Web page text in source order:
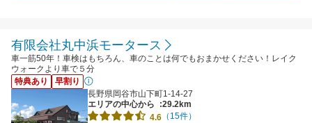
有限会社丸中浜モータース
車一筋50年！車検はもちろん、車のことは何でもおまかせください！レイク
ウォークより車で５分
特典あり
早割り
長野県岡谷市山下町1-14-27
エリアの中心から
:29.2km
4.6 （15件）